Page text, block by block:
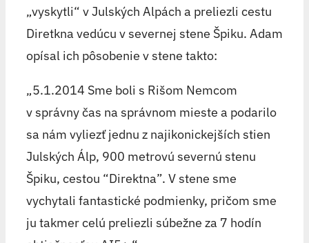
„vyskytli“ v Julských Alpách a preliezli cestu
Diretkna vedúcu v severnej stene Špiku. Adam
opísal ich pôsobenie v stene takto:
„5.1.2014 Sme boli s Rišom Nemcom
v správny čas na správnom mieste a podarilo
sa nám vyliezť jednu z najikonickejších stien
Julských Álp, 900 metrovú severnú stenu
Špiku, cestou “Direktna”. V stene sme
vychytali fantastické podmienky, pričom sme
ju takmer celú preliezli súbežne za 7 hodín